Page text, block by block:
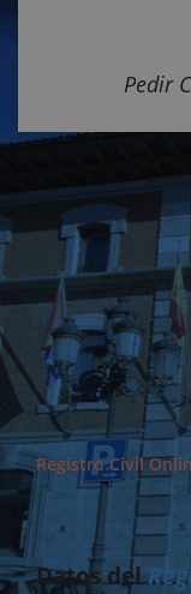
Pedir
Registro Civil
Datos del